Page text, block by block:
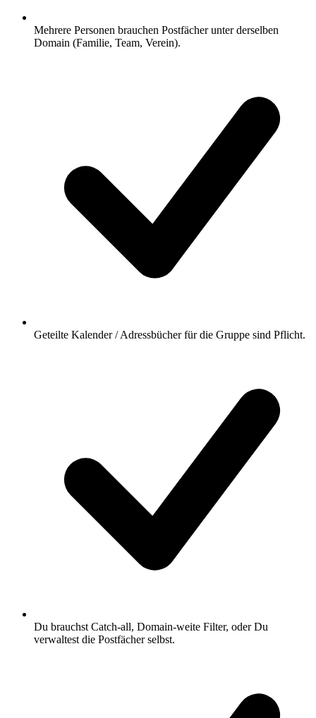
Mehrere Personen brauchen Postfächer unter derselben
Domain (Familie, Team, Verein).
Geteilte Kalender / Adressbücher für die Gruppe sind Pflicht.
Du brauchst Catch-all, Domain-weite Filter, oder Du
verwaltest die Postfächer selbst.